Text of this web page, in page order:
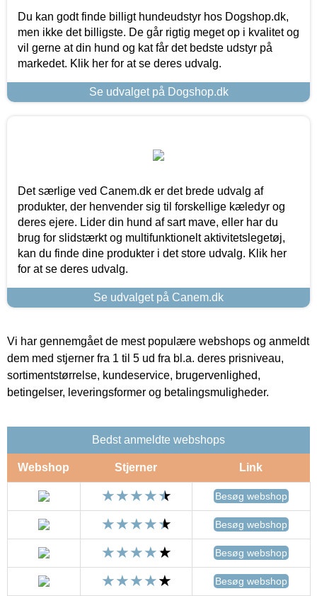
Du kan godt finde billigt hundeudstyr hos Dogshop.dk,
men ikke det billigste. De går rigtig meget op i kvalitet og
vil gerne at din hund og kat får det bedste udstyr på
markedet. Klik her for at se deres udvalg.
Se udvalget på Dogshop.dk
Det særlige ved Canem.dk er det brede udvalg af
produkter, der henvender sig til forskellige kæledyr og
deres ejere. Lider din hund af sart mave, eller har du
brug for slidstærkt og multifunktionelt aktivitetslegetøj,
kan du finde dine produkter i det store udvalg. Klik her
for at se deres udvalg.
Se udvalget på Canem.dk
Vi har gennemgået de mest populære webshops og anmeldt
dem med stjerner fra 1 til 5 ud fra bl.a. deres prisniveau,
sortimentstørrelse, kundeservice, brugervenlighed,
betingelser, leveringsformer og betalingsmuligheder.
Bedst anmeldte webshops
Webshop Stjerner Link
Besøg webshop
Besøg webshop
Besøg webshop
Besøg webshop